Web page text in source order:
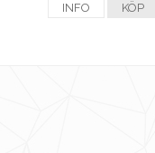
INFO KÖP